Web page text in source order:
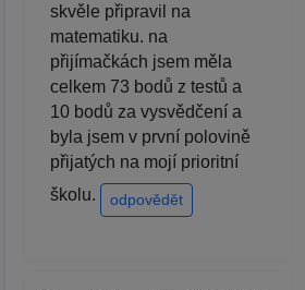
skvěle připravil na
matematiku. na
přijímačkách jsem měla
celkem 73 bodů z testů a
10 bodů za vysvědčení a
byla jsem v první polovině
přijatých na mojí prioritní
školu.
odpovědět